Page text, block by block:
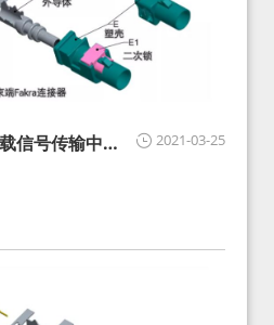
2021-03-25
信号传输中的